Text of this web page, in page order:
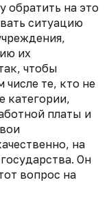
обратить на это
ситуацию
их
чтобы
числе те, кто не
категории,
платы и
на
Он
вопрос на